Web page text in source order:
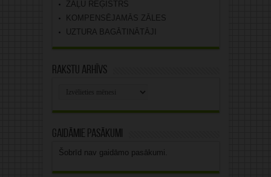
ZĀĻU REĢISTRS
KOMPENSĒJAMĀS ZĀLES
UZTURA BAGĀTINĀTĀJI
Rakstu arhīvs
Gaidāmie pasākumi
Šobrīd nav gaidāmo pasākumi.